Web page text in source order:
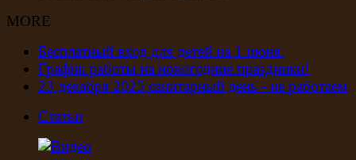
MORE
Бесплатный вход для детей на 1 июня.
График работы на новогодние праздники!
23 декабря 2025 санитарный день - не работаем
Статьи